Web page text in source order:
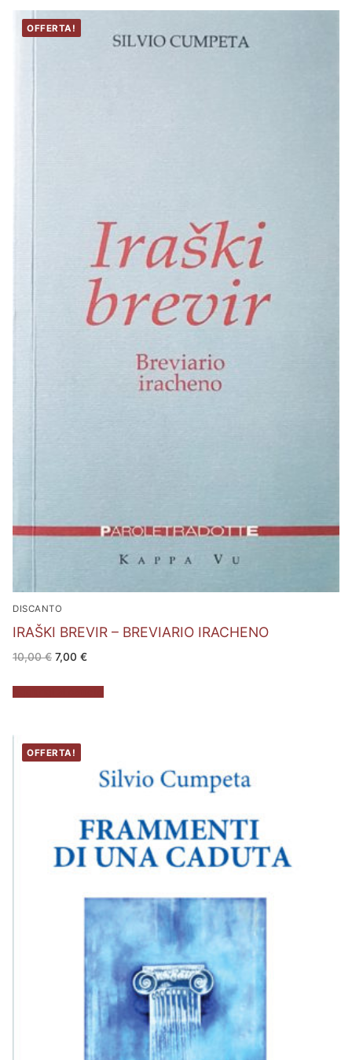
OFFERTA!
DISCANTO
IRAŠKI BREVIR – BREVIARIO IRACHENO
10,00€ Il
prezzo
era:
10,00 €.
7,00 €Il
è:
7,00 €.
OFFERTA!